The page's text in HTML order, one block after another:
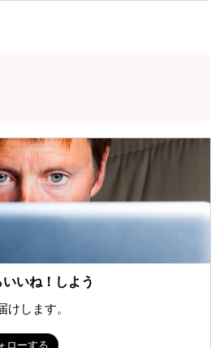
いね！しよう
します。